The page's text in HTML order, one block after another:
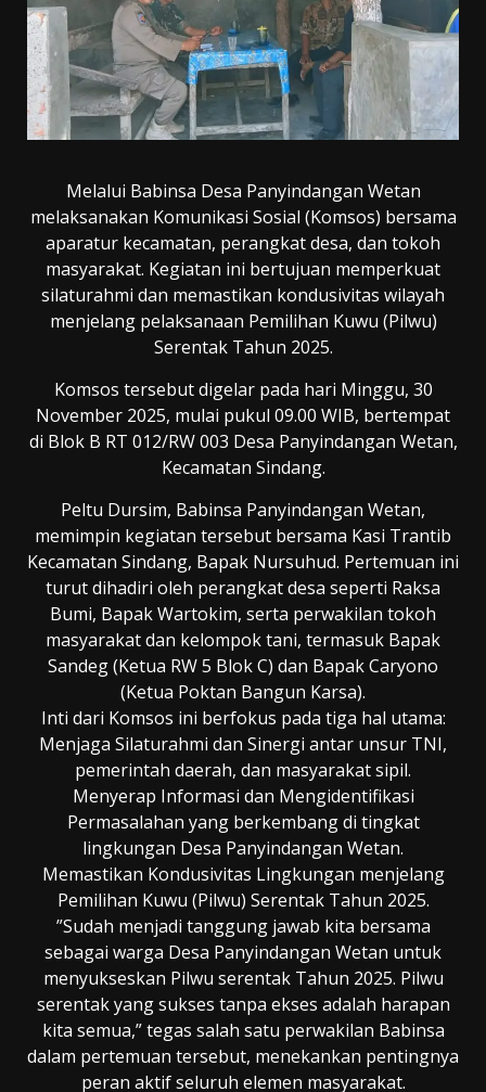
Melalui Babinsa Desa Panyindangan Wetan
melaksanakan Komunikasi Sosial (Komsos) bersama
aparatur kecamatan, perangkat desa, dan tokoh
masyarakat. Kegiatan ini bertujuan memperkuat
silaturahmi dan memastikan kondusivitas wilayah
menjelang pelaksanaan Pemilihan Kuwu (Pilwu)
Serentak Tahun 2025.
​Komsos tersebut digelar pada hari Minggu, 30
November 2025, mulai pukul 09.00 WIB, bertempat
di Blok B RT 012/RW 003 Desa Panyindangan Wetan,
Kecamatan Sindang.
​Peltu Dursim, Babinsa Panyindangan Wetan,
memimpin kegiatan tersebut bersama Kasi Trantib
Kecamatan Sindang, Bapak Nursuhud. Pertemuan ini
turut dihadiri oleh perangkat desa seperti Raksa
Bumi, Bapak Wartokim, serta perwakilan tokoh
masyarakat dan kelompok tani, termasuk Bapak
Sandeg (Ketua RW 5 Blok C) dan Bapak Caryono
(Ketua Poktan Bangun Karsa).
​Inti dari Komsos ini berfokus pada tiga hal utama:
​Menjaga Silaturahmi dan Sinergi antar unsur TNI,
pemerintah daerah, dan masyarakat sipil.
​Menyerap Informasi dan Mengidentifikasi
Permasalahan yang berkembang di tingkat
lingkungan Desa Panyindangan Wetan.
​Memastikan Kondusivitas Lingkungan menjelang
Pemilihan Kuwu (Pilwu) Serentak Tahun 2025.
​”Sudah menjadi tanggung jawab kita bersama
sebagai warga Desa Panyindangan Wetan untuk
menyukseskan Pilwu serentak Tahun 2025. Pilwu
serentak yang sukses tanpa ekses adalah harapan
kita semua,” tegas salah satu perwakilan Babinsa
dalam pertemuan tersebut, menekankan pentingnya
peran aktif seluruh elemen masyarakat.